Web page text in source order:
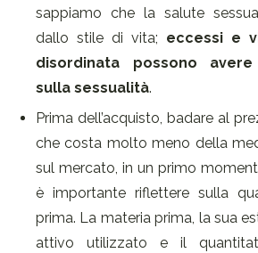
sappiamo che la salute
dallo stile di vita; eccessi e
disordinata possono
sulla sessualità.
Prima dell’acquisto, badare al
che costa molto meno della
sul mercato, in un primo
è importante riflettere sulla
prima. La materia prima, la sua
attivo utilizzato e il